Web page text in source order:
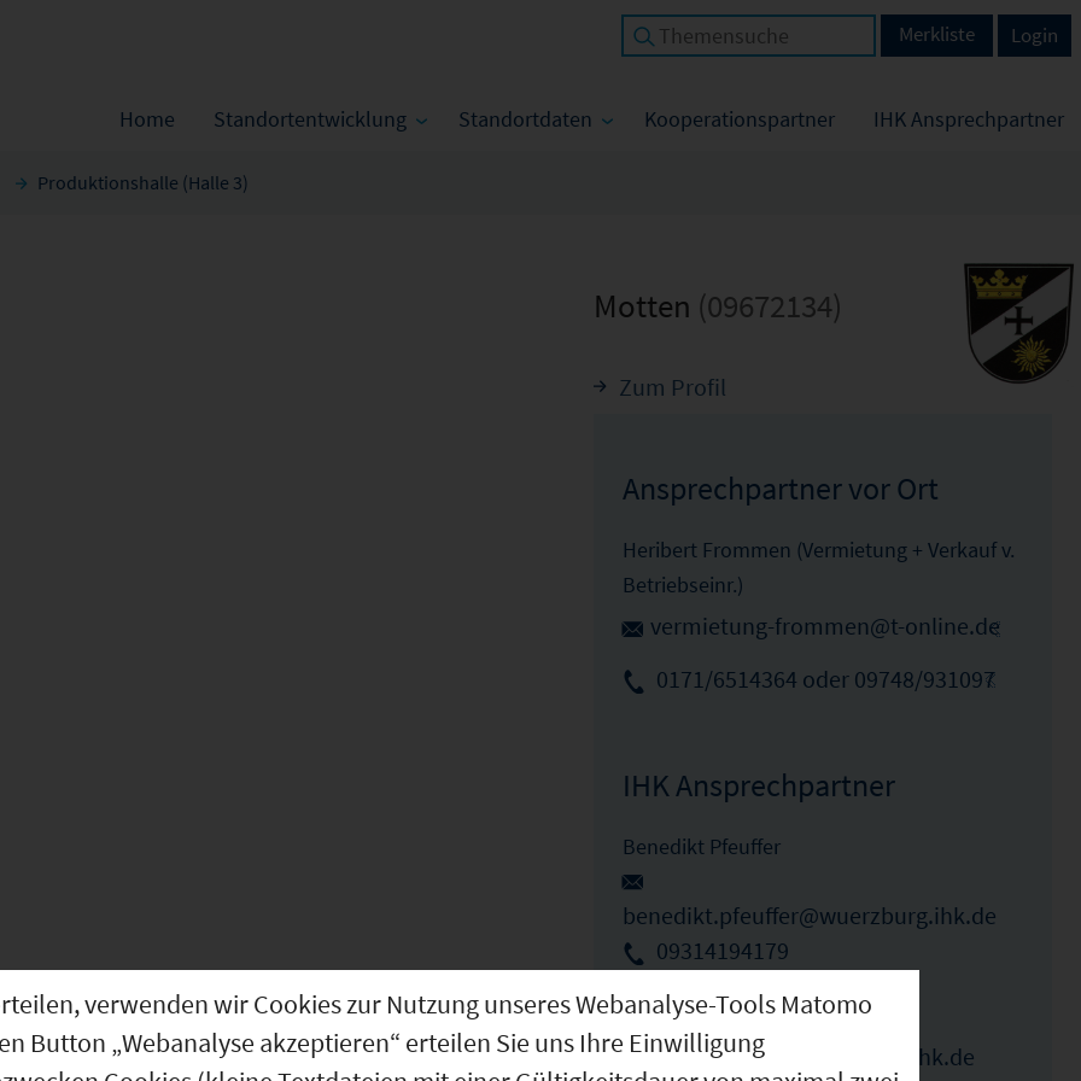
Home Standortentwicklung Standortdaten Kooperationspartner IHK Ansprechpartner
Login
Merkliste
Produktionshalle (Halle 3)
Motten (09672134)
Zum Profil
Ansprechpartner vor Ort
Heribert Frommen (Vermietung + Verkauf v.
Betriebseinr.)
vermietung-frommen@t-online.de
0171/6514364 oder 09748/931097
IHK Ansprechpartner
Benedikt Pfeuffer
benedikt.pfeuffer@wuerzburg.ihk.de
09314194179
Elka Ivanova
elka.ivanova@wuerzburg.ihk.de
verwenden wir Cookies zur Nutzung unseres Webanalyse-Tools Matomo
Button „Webanalyse akzeptieren“ erteilen Sie uns Ihre Einwilligung